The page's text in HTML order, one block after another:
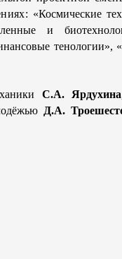
«Космические
и
тенологии»,
С.А. Ярдухина
Д.А.